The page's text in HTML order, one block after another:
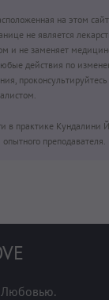
на этом
не является
и не заменяет
действия по
в практике Кундалини
преподавателя.
Любовью.